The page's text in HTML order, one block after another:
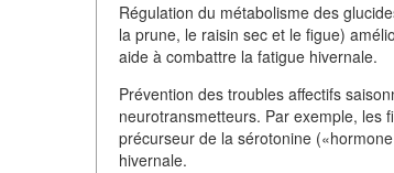
Régulation du métabolisme des
la prune, le raisin sec et le figue)
aide à combattre la fatigue hivernale.
Prévention des troubles affectifs
neurotransmetteurs. Par exemple, les
précurseur de la sérotonine
hivernale.